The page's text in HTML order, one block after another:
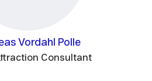
Vordahl Polle
Consultant